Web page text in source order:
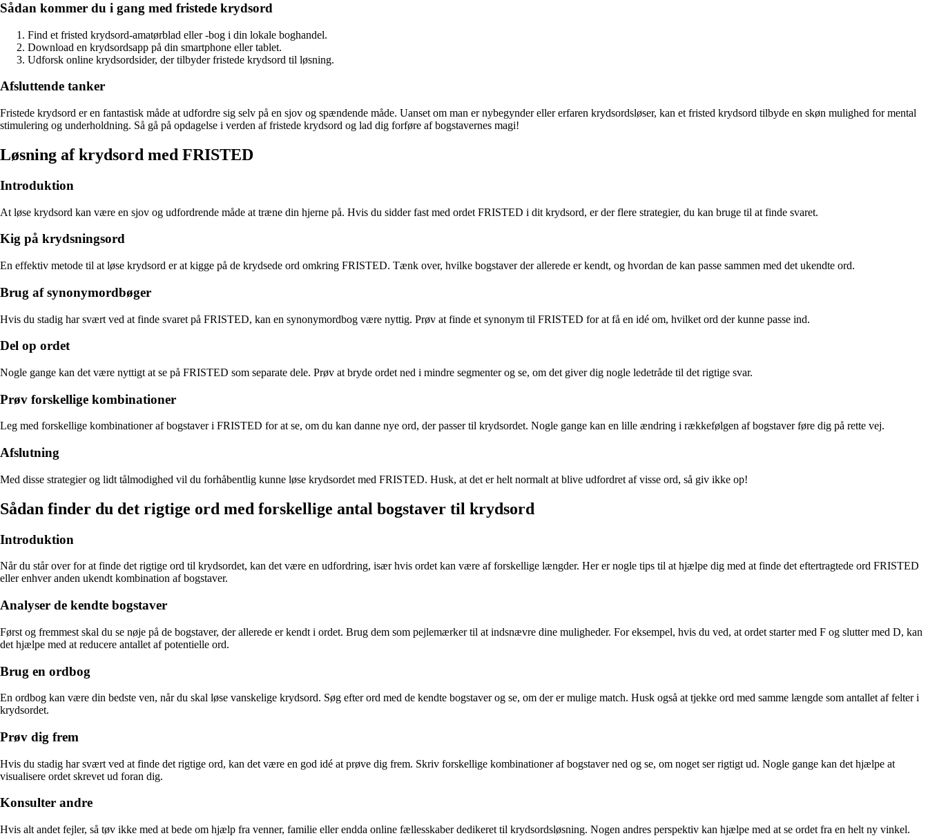
Sådan kommer du i gang med fristede krydsord
Find et fristed krydsord-amatørblad eller -bog i din lokale boghandel.
Download en krydsordsapp på din smartphone eller tablet.
Udforsk online krydsordsider, der tilbyder fristede krydsord til løsning.
Afsluttende tanker
Fristede krydsord er en fantastisk måde at udfordre sig selv på en sjov og spændende måde. Uanset om man er nybegynder eller erfaren krydsordsløser, kan et fristed krydsord tilbyde en skøn mulighed for mental
stimulering og underholdning. Så gå på opdagelse i verden af fristede krydsord og lad dig forføre af bogstavernes magi!
Løsning af krydsord med FRISTED
Introduktion
At løse krydsord kan være en sjov og udfordrende måde at træne din hjerne på. Hvis du sidder fast med ordet FRISTED i dit krydsord, er der flere strategier, du kan bruge til at finde svaret.
Kig på krydsningsord
En effektiv metode til at løse krydsord er at kigge på de krydsede ord omkring FRISTED. Tænk over, hvilke bogstaver der allerede er kendt, og hvordan de kan passe sammen med det ukendte ord.
Brug af synonymordbøger
Hvis du stadig har svært ved at finde svaret på FRISTED, kan en synonymordbog være nyttig. Prøv at finde et synonym til FRISTED for at få en idé om, hvilket ord der kunne passe ind.
Del op ordet
Nogle gange kan det være nyttigt at se på FRISTED som separate dele. Prøv at bryde ordet ned i mindre segmenter og se, om det giver dig nogle ledetråde til det rigtige svar.
Prøv forskellige kombinationer
Leg med forskellige kombinationer af bogstaver i FRISTED for at se, om du kan danne nye ord, der passer til krydsordet. Nogle gange kan en lille ændring i rækkefølgen af bogstaver føre dig på rette vej.
Afslutning
Med disse strategier og lidt tålmodighed vil du forhåbentlig kunne løse krydsordet med FRISTED. Husk, at det er helt normalt at blive udfordret af visse ord, så giv ikke op!
Sådan finder du det rigtige ord med forskellige antal bogstaver til krydsord
Introduktion
Når du står over for at finde det rigtige ord til krydsordet, kan det være en udfordring, især hvis ordet kan være af forskellige længder. Her er nogle tips til at hjælpe dig med at finde det eftertragtede ord FRISTED
eller enhver anden ukendt kombination af bogstaver.
Analyser de kendte bogstaver
Først og fremmest skal du se nøje på de bogstaver, der allerede er kendt i ordet. Brug dem som pejlemærker til at indsnævre dine muligheder. For eksempel, hvis du ved, at ordet starter med F og slutter med D, kan
det hjælpe med at reducere antallet af potentielle ord.
Brug en ordbog
En ordbog kan være din bedste ven, når du skal løse vanskelige krydsord. Søg efter ord med de kendte bogstaver og se, om der er mulige match. Husk også at tjekke ord med samme længde som antallet af felter i
krydsordet.
Prøv dig frem
Hvis du stadig har svært ved at finde det rigtige ord, kan det være en god idé at prøve dig frem. Skriv forskellige kombinationer af bogstaver ned og se, om noget ser rigtigt ud. Nogle gange kan det hjælpe at
visualisere ordet skrevet ud foran dig.
Konsulter andre
Hvis alt andet fejler, så tøv ikke med at bede om hjælp fra venner, familie eller endda online fællesskaber dedikeret til krydsordsløsning. Nogen andres perspektiv kan hjælpe med at se ordet fra en helt ny vinkel.